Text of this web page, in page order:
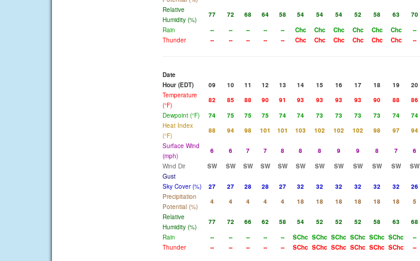
Relative
Humidity (%)
77 72 68 64 58 54 54 54 52 58 63 70
Rain
-- -- -- -- -- Chc Chc Chc Chc Chc Chc --
Thunder
-- -- -- -- -- Chc Chc Chc Chc Chc Chc --
Date
Hour (EDT)
09 10 11 12 13 14 15 16 17 18 19 20
Temperature
(°F)
82 85 88 90 91 93 93 93 93 90 88 86
Dewpoint (°F)
74 75 75 75 74 74 73 73 73 73 74 74
Heat Index
(°F)
88 94 98 101 101 103 102 102 102 98 97 94
Surface Wind
(mph)
6 6 7 7 8 8 8 9 9 8 7 6
Wind Dir
SW SW SW SW SW SW SW SW SW SW SW SW
Gust
Sky Cover (%)
27 27 28 28 27 32 32 32 32 32 32 26
Precipitation
Potential (%)
4 4 4 4 4 18 18 18 18 18 18 5
Relative
Humidity (%)
77 72 66 62 58 54 52 52 52 58 63 68
Rain
-- -- -- -- -- SChc SChc SChc SChc SChc SChc --
Thunder
-- -- -- -- -- SChc SChc SChc SChc SChc SChc --